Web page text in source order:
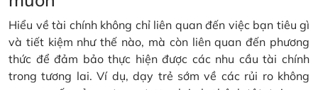
Hiểu về tài chính không chỉ liên quan đến việc bạn tiêu gì
và tiết kiệm như thế nào, mà còn liên quan đến phương
thức để đảm bảo thực hiện được các nhu cầu tài chính
trong tương lai. Ví dụ, dạy trẻ sớm về các rủi ro không